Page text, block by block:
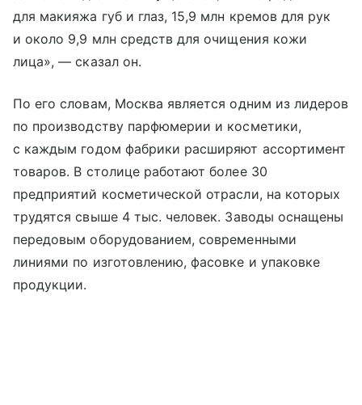
для макияжа губ и глаз, 15,9 млн кремов для рук
и около 9,9 млн средств для очищения кожи
лица», — сказал он.
По его словам, Москва является одним из лидеров
по производству парфюмерии и косметики,
с каждым годом фабрики расширяют ассортимент
товаров. В столице работают более 30
предприятий косметической отрасли, на которых
трудятся свыше 4 тыс. человек. Заводы оснащены
передовым оборудованием, современными
линиями по изготовлению, фасовке и упаковке
продукции.